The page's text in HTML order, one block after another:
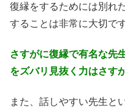
復縁をするためには別れ
することは非常に大切です
さすがに復縁で有名な先
をズバリ見抜く力はさす
また、話しやすい先生と